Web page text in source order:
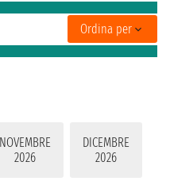
NOVEMBRE
2026
DICEMBRE
2026
Ordina per